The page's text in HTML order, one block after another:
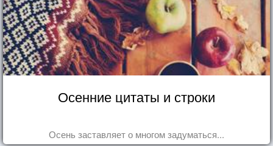
Осенние цитаты и строки
Осень заставляет о многом задуматься...